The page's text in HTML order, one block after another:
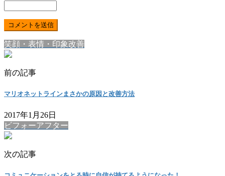
笑顔・表情・印象改善
前の記事
マリオネットラインまさかの原因と改善方法
2017年1月26日
ビフォーアフター
次の記事